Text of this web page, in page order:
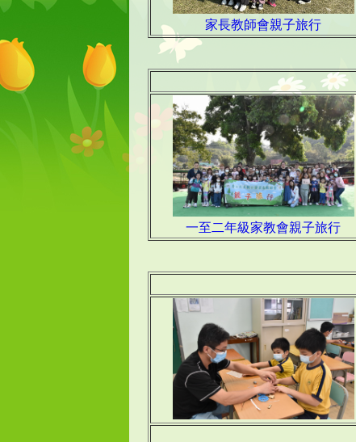
家長教師會親子旅行
一至二年級家教會親子旅行